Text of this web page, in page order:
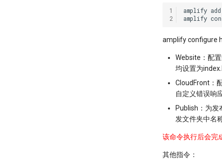
1
2
amplify add
amplify
amplify configure
Website：配
均设置为
CloudFront：
自定义错误响
Publish：为发
发文件夹中名
该命令执行后会完
其他指令：